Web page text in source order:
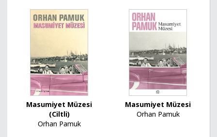
Masumiyet Müzesi
(Ciltli)
Orhan Pamuk
Masumiyet Müzesi
Orhan Pamuk